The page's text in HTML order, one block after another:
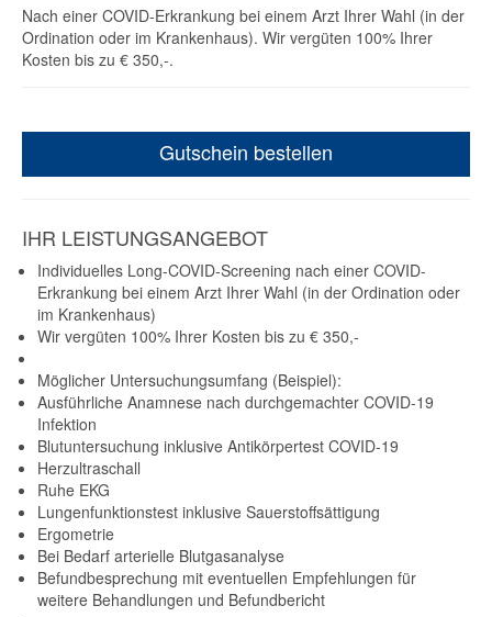
Nach einer COVID-Erkrankung bei einem Arzt Ihrer Wahl (in der
Ordination oder im Krankenhaus). Wir vergüten 100% Ihrer
Kosten bis zu € 350,-.
Gutschein bestellen
IHR LEISTUNGSANGEBOT
Individuelles Long-COVID-Screening nach einer COVID-
Erkrankung bei einem Arzt Ihrer Wahl (in der Ordination oder
im Krankenhaus)
Wir vergüten 100% Ihrer Kosten bis zu € 350,-
Möglicher Untersuchungsumfang (Beispiel):
Ausführliche Anamnese nach durchgemachter COVID-19
Infektion
Blutuntersuchung inklusive Antikörpertest COVID-19
Herzultraschall
Ruhe EKG
Lungenfunktionstest inklusive Sauerstoffsättigung
Ergometrie
Bei Bedarf arterielle Blutgasanalyse
Befundbesprechung mit eventuellen Empfehlungen für
weitere Behandlungen und Befundbericht